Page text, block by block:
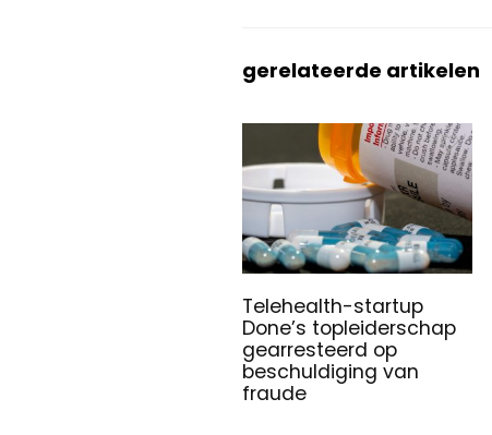
gerelateerde artikelen
Telehealth-startup
Done’s topleiderschap
gearresteerd op
beschuldiging van
fraude